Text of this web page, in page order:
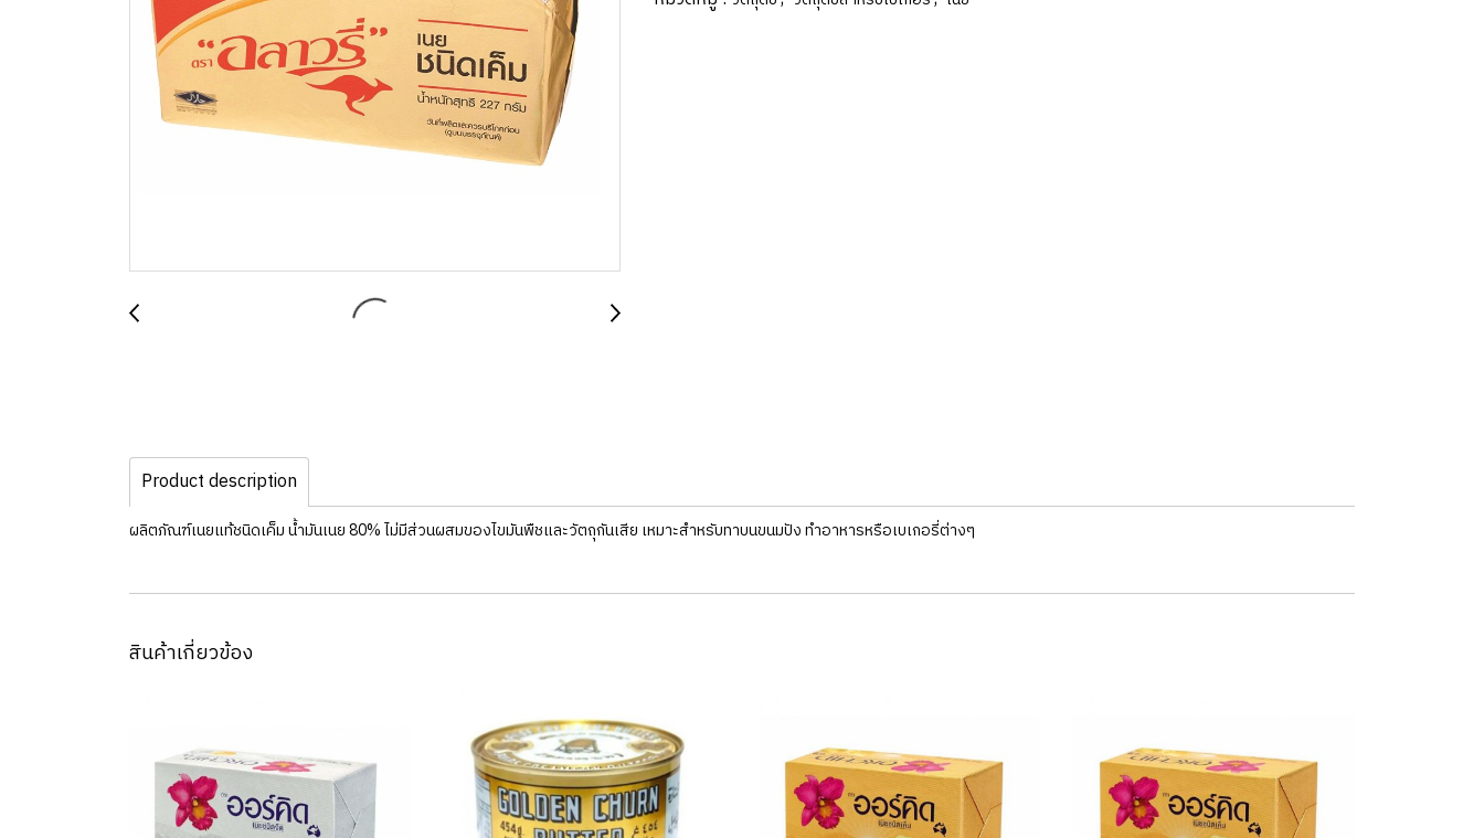
Product description
ผลิตภัณฑ์เนยแท้ชนิดเค็ม น้ำมันเนย 80% ไม่มีส่วนผสมของไขมันพืชและวัตถุกันเสีย เหมาะสำหรับทาบนขนมปัง ทำอาหารหรือเบเกอรี่ต่างๆ
สินค้าเกี่ยวข้อง